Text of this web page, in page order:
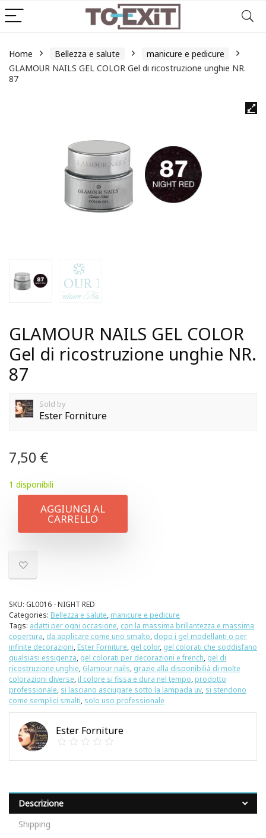
Home Bellezza e salute
manicure e pedicure
GLAMOUR NAILS GEL COLOR Gel di ricostruzione unghie NR.
87
GLAMOUR NAILS GEL COLOR
Gel di ricostruzione unghie NR.
87
Sold by
Ester Forniture
7,50 €
1 disponibili
AGGIUNGI AL
CARRELLO
SKU: GL0016 - NIGHT RED
Categories: Bellezza e salute, manicure e pedicure
Tags: adatti per ogni occasione, con la massima brillantezza e massima
copertura, da applicare come uno smalto, dopo i gel modellanti o per
infinite decorazioni, Ester Forniture, gel color, gel colorati che soddisfano
qualsiasi essigenza, gel colorati per decorazioni e french, gel di
ricostruzione unghie, Glamour nails, grazie alla disponibilià di molte
colorazioni diverse, il colore si fissa e dura nel tempo, prodotto
professionale, si lasciano asciugare sotto la lampada uv, si stendono
come semplici smalti, solo uso professionale
Ester Forniture
Descrizione
Shipping